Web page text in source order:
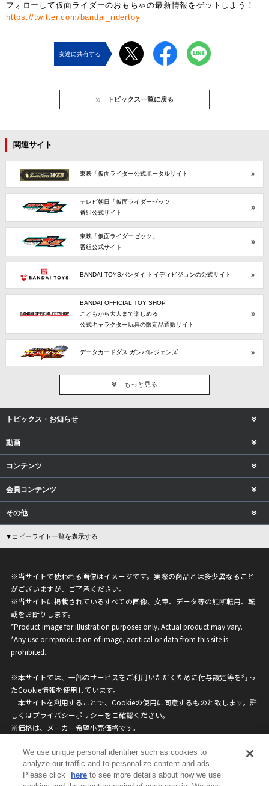
フォローして仮面ライダーのおもちゃの最新情報をゲットしよう！
https://twitter.com/bandai_ridertoy
友達に共有する
トピックス一覧に戻る
関連サイト
東映「仮面ライダー公式ポータルサイト」
テレビ朝日「仮面ライダーゼッツ」
番組公式サイト
東映「仮面ライダーゼッツ」
番組公式サイト
BANDAI TOYSバンダイ トイディビジョンの公式サイト
BANDAI OFFICIAL TOY SHOP
こどもから大人まで楽しめる
公式キャラクター玩具の限定品通販サイト
データカードダス ガンバレジェンズ
もっと見る
トピックス・お知らせ
動画
コンテンツ
会員コンテンツ
その他
▼コピーライト一覧を表示する
※当サイトで使われる画像はイメージです。実際の商品とは多少異なること
がございますが、ご了承ください。
※当サイトに掲載されているすべての画像、文章、データ等の無断転用、転
載をお断りします。
*Product image for illustration purposes only. Actual product may vary.
*Any use or reproduction of image, acritical or data from this site is
prohibited.
※本サイトでは、一部のサービスをご利用いただくために付与設定等を行っ
たCookie情報を使用しています。
本サイトを利用することで、Cookieの使用に同意するものと致します。詳
しくはプライバシーポリシーをご確認ください。
※価格は、メーカー希望小売価格です。
ざいますのでご了承ください。
We use unique personal identifier such as cookies to
analyze our traffic and to personalize content and ads.
Please click
here to see more details about how we use